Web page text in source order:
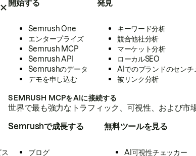
開始する
Semrush One
エンタープライズ
Semrush MCP
Semrush API
Semrushのデータ
デモを申し込む
発見
キーワード分析
競合他社分析
マーケット分析
ローカルSEO
AIでのブランドのセンチ
被リンク分析
SEMRUSH MCPをAIに接続する
世界で最も強力なトラフィック、可視性、および
Semrushで成長する
ブログ
無料ツールを見る
AI可視性チェッカー